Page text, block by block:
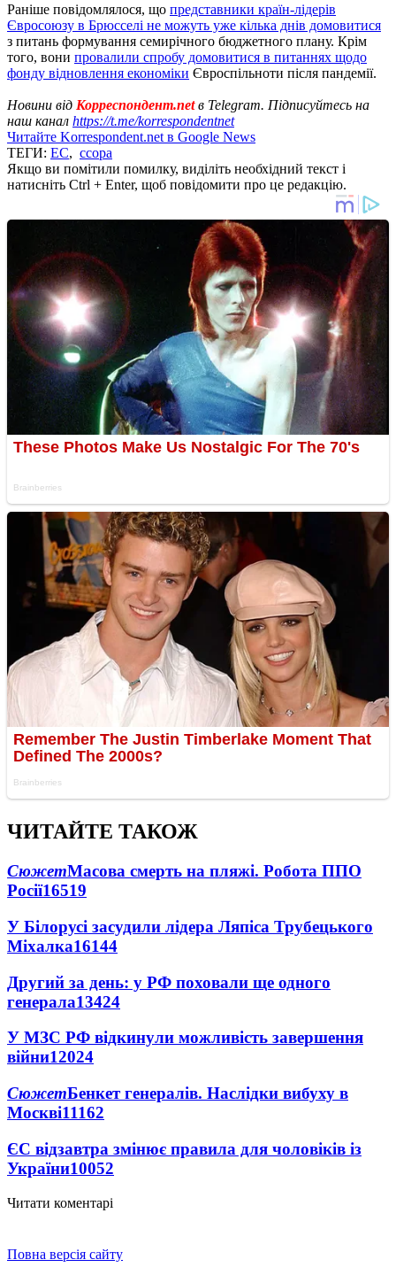
Раніше повідомлялося, що представники країн-лідерів
Євросоюзу в Брюсселі не можуть уже кілька днів домовитися
з питань формування семирічного бюджетного плану. Крім
того, вони провалили спробу домовитися в питаннях щодо
фонду відновлення економіки Євроспільноти після пандемії.
Новини від Корреспондент.netв Telegram. Підписуйтесь на
наш канал https://t.me/korrespondentnet
Читайте Korrespondent.net в Google News
ТЕГИ: ЕС, ссора
Якщо ви помітили помилку, виділіть необхідний текст і
натисніть Ctrl + Enter, щоб повідомити про це редакцію.
ЧИТАЙТЕ ТАКОЖ
СюжетМасова смерть на пляжі. Робота ППО
Росії16519
У Білорусі засудили лідера Ляпіса Трубецького
Міхалка16144
Другий за день: у РФ поховали ще одного
генерала13424
У МЗС РФ відкинули можливість завершення
війни12024
СюжетБенкет генералів. Наслідки вибуху в
Москві11162
ЄС відзавтра змінює правила для чоловіків із
України10052
Читати коментарі
Повна версія сайту